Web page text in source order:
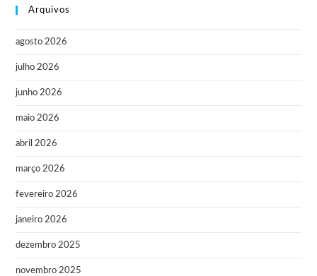
Arquivos
agosto 2026
julho 2026
junho 2026
maio 2026
abril 2026
março 2026
fevereiro 2026
janeiro 2026
dezembro 2025
novembro 2025